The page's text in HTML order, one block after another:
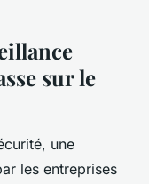
sur le
une
les entreprises